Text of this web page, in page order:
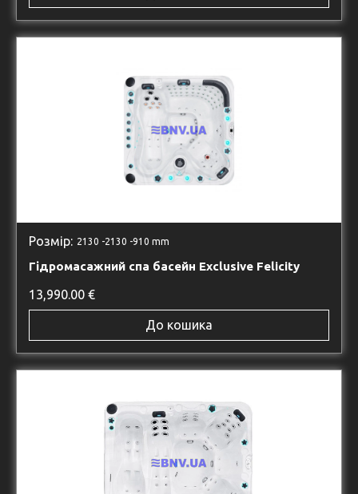
Розмір: 2130 -2130 -910 mm
Гідромасажний спа басейн Exclusive Felicity
13,990.00 €
До кошика